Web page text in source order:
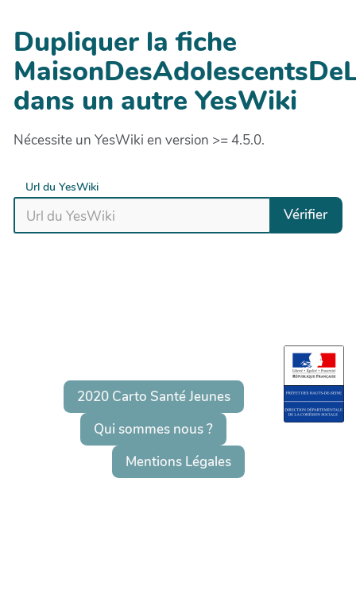
Dupliquer la fiche
dans un autre YesWiki
Nécessite un YesWiki en version >= 4.5.0.
Url du YesWiki
Vérifier
2020 Carto Santé Jeunes
Qui sommes nous ?
Mentions Légales